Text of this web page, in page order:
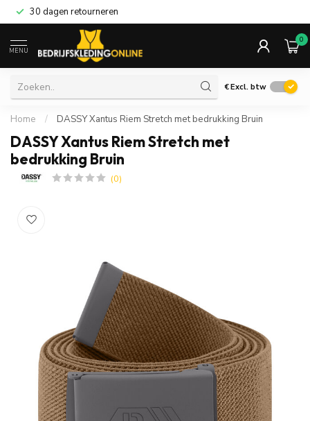
30 dagen retourneren
MENU
0
€Excl. btw
Home / DASSY Xantus Riem Stretch met bedrukking Bruin
DASSY Xantus Riem Stretch met
bedrukking Bruin
(0)